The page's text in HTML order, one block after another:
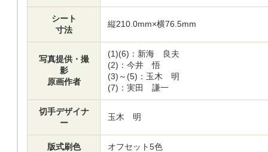
シート
寸法
縦210.0mm×横76.5mm
写真提供・撮
影
原画作者
(1)(6)：新海 良夫
(2)：今井 悟
(3)～(5)：玉木 明
(7)：実田 謙一
切手デザイナ
ー
玉木 明
版式刷色 オフセット5色